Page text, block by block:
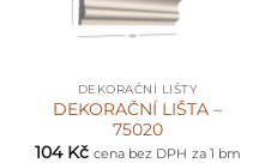
DEKORAČNÍ LIŠTY
DEKORAČNÍ LIŠTA –
75020
104 Kč cena bez DPH za 1 bm